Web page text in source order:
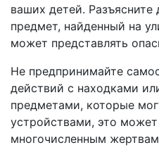
ваших детей.
предмет, найденный на
может представлять
Не предпринимайте
действий с находками
предметами, которые
устройствами, это
многочисленным